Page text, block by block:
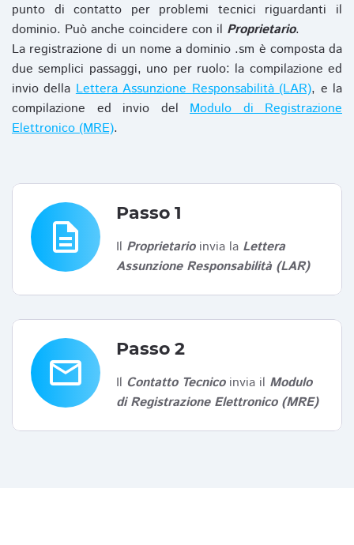
punto di contatto per problemi tecnici riguardanti il
dominio. Può anche coincidere con il Proprietario.
La registrazione di un nome a dominio .sm è composta da
due semplici passaggi, uno per ruolo: la compilazione ed
invio dellaLettera Assunzione Responsabilità (LAR), e la
compilazione ed invio del Modulo di Registrazione
Elettronico (MRE).
description
Passo 1
Il Proprietarioinvia la Lettera
Assunzione Responsabilità (LAR)
email
Passo 2
Il Contatto Tecnicoinvia il Modulo
di Registrazione Elettronico (MRE)